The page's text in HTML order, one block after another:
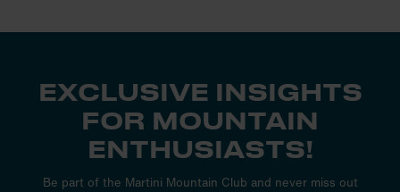
EXCLUSIVE INSIGHTS
FOR MOUNTAIN
ENTHUSIASTS!
Be part of the Martini Mountain Club and never miss out